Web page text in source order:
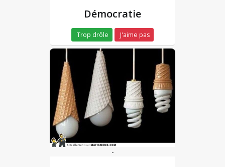
Démocratie
Trop drôle J'aime pas
-